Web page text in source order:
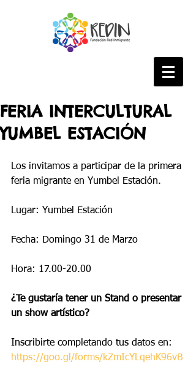
FERIA INTERCULTURAL
YUMBEL ESTACIÓN
Los invitamos a participar de la primera
feria migrante en Yumbel Estación.
Lugar: Yumbel Estación
Fecha: Domingo 31 de Marzo
Hora: 17.00-20.00
¿Te gustaría tener un Stand o presentar
un show artístico?
Inscribirte completando tus datos en:
https://goo.gl/forms/kZmIcYLqehK96vB